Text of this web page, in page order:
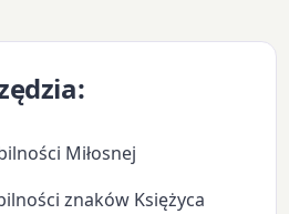
Miłosnej
znaków Księżyca